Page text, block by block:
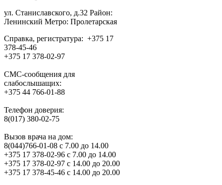
ул. Станиславского, д.32 Район:
Ленинский Метро: Пролетарская
Справка, регистратура: +375 17
378-45-46
+375 17 378-02-97
СМС-сообщения для
слабослышащих:
+375 44 766-01-88
Телефон доверия:
8(017) 380-02-75
Вызов врача на дом:
8(044)766-01-08 с 7.00 до 14.00
+375 17 378-02-96 с 7.00 до 14.00
+375 17 378-02-97 с 14.00 до 20.00
+375 17 378-45-46 с 14.00 до 20.00